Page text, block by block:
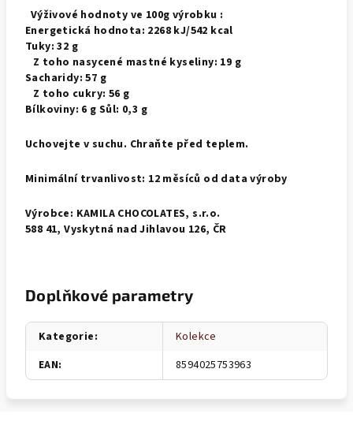
Výživové hodnoty ve 100g výrobku :
Energetická hodnota: 2268 kJ/542 kcal
Tuky: 32 g
Z toho nasycené mastné kyseliny: 19 g
Sacharidy: 57 g
Z toho cukry: 56 g
Bílkoviny: 6 g Sůl: 0,3 g
Uchovejte v suchu. Chraňte před teplem.
Minimální trvanlivost: 12 měsíců od data výroby
Výrobce: KAMILA CHOCOLATES, s.r.o.
588 41, Vyskytná nad Jihlavou 126, ČR
Doplňkové parametry
Kategorie:
Kolekce
EAN: 8594025753963